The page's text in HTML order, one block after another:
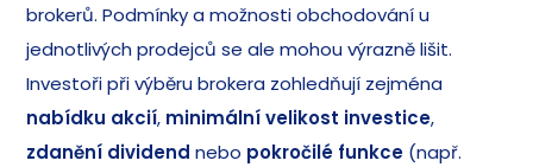
brokerů. Podmínky a možnosti obchodování u
jednotlivých prodejců se ale mohou výrazně lišit.
Investoři při výběru brokera zohledňují zejména
nabídku akcií, minimální velikost investice,
zdanění dividend nebo pokročilé funkce (např.